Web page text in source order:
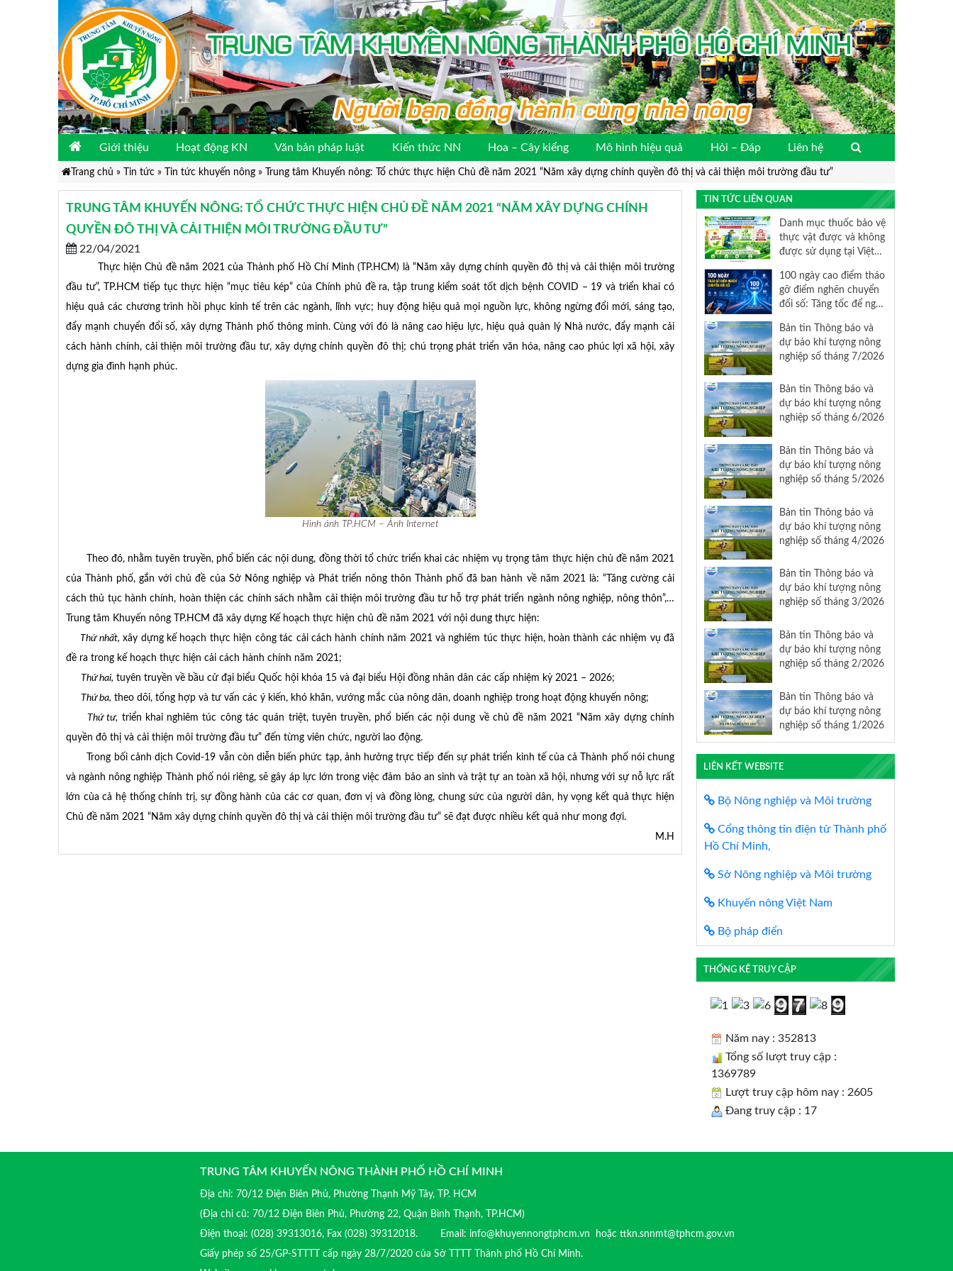
Giới thiệu Hoạt động KN Văn bản pháp luật Kiến thức NN Hoa – Cây kiểng Mô hình hiệu quả Hỏi – Đáp Liên hệ
Trang chủ » Tin tức» Tin tức khuyến nông» Trung tâm Khuyến nông: Tổ chức thực hiện Chủ đề năm 2021 “Năm xây dựng chính quyền đô thị và cải thiện môi trường đầu tư”
TRUNG TÂM KHUYẾN NÔNG: TỔ CHỨC THỰC HIỆN CHỦ ĐỀ NĂM 2021 “NĂM XÂY DỰNG CHÍNH
QUYỀN ĐÔ THỊ VÀ CẢI THIỆN MÔI TRƯỜNG ĐẦU TƯ”
22/04/2021
Thực hiện Chủ đề năm 2021 của Thành phố Hồ Chí Minh (TP.HCM) là “Năm xây dựng chính quyền đô thị và cải thiện môi trường
đầu tư”, TP.HCM tiếp tục thực hiện “mục tiêu kép” của Chính phủ đề ra, tập trung kiểm soát tốt dịch bệnh COVID – 19 và triển khai có
hiệu quả các chương trình hồi phục kinh tế trên các ngành, lĩnh vực; huy động hiệu quả mọi nguồn lực, không ngừng đổi mới, sáng tạo,
đẩy mạnh chuyển đổi số, xây dựng Thành phố thông minh. Cùng với đó là nâng cao hiệu lực, hiệu quả quản lý Nhà nước, đẩy mạnh cải
cách hành chính, cải thiện môi trường đầu tư, xây dựng chính quyền đô thị; chú trọng phát triển văn hóa, nâng cao phúc lợi xã hội, xây
dựng gia đình hạnh phúc.
Hình ảnh TP.HCM – Ảnh Internet
Theo đó, nhằm tuyên truyền, phổ biến các nội dung, đồng thời tổ chức triển khai các nhiệm vụ trọng tâm thực hiện chủ đề năm 2021
của Thành phố, gắn với chủ đề của Sở Nông nghiệp và Phát triển nông thôn Thành phố đã ban hành về năm 2021 là: “Tăng cường cải
cách thủ tục hành chính, hoàn thiện các chính sách nhằm cải thiện môi trường đầu tư hỗ trợ phát triển ngành nông nghiệp, nông thôn”,…
Trung tâm Khuyến nông TP.HCM đã xây dựng Kế hoạch thực hiện chủ đề năm 2021 với nội dung thực hiện:
Thứ nhất, xây dựng kế hoạch thực hiện công tác cải cách hành chính năm 2021 và nghiêm túc thực hiện, hoàn thành các nhiệm vụ đã
đề ra trong kế hoạch thực hiện cải cách hành chính năm 2021;
Thứ hai, tuyên truyền về bầu cử đại biểu Quốc hội khóa 15 và đại biểu Hội đồng nhân dân các cấp nhiệm kỳ 2021 – 2026;
Thứ ba, theo dõi, tổng hợp và tư vấn các ý kiến, khó khăn, vướng mắc của nông dân, doanh nghiệp trong hoạt động khuyến nông;
Thứ tư, triển khai nghiêm túc công tác quán triệt, tuyên truyền, phổ biến các nội dung về chủ đề năm 2021 “Năm xây dựng chính
quyền đô thị và cải thiện môi trường đầu tư” đến từng viên chức, người lao động.
Trong bối cảnh dịch Covid-19 vẫn còn diễn biến phức tạp, ảnh hưởng trực tiếp đến sự phát triển kinh tế của cả Thành phố nói chung
và ngành nông nghiệp Thành phố nói riêng, sẽ gây áp lực lớn trong việc đảm bảo an sinh và trật tự an toàn xã hội, nhưng với sự nỗ lực rất
lớn của cả hệ thống chính trị, sự đồng hành của các cơ quan, đơn vị và đồng lòng, chung sức của người dân, hy vọng kết quả thực hiện
Chủ đề năm 2021 “Năm xây dựng chính quyền đô thị và cải thiện môi trường đầu tư” sẽ đạt được nhiều kết quả như mong đợi.
M.H
TIN TỨC LIÊN QUAN
Danh mục thuốc bảo vệ
thực vật được và không
được sử dụng tại Việt
100 ngày cao điểm tháo
gỡ điểm nghẽn chuyển
đổi số: Tăng tốc để nghị
sống
Bản tin Thông báo và
dự báo khí tượng nông
nghiệp số tháng 7/2026
Bản tin Thông báo và
dự báo khí tượng nông
nghiệp số tháng 6/2026
Bản tin Thông báo và
dự báo khí tượng nông
nghiệp số tháng 5/2026
Bản tin Thông báo và
dự báo khí tượng nông
nghiệp số tháng 4/2026
Bản tin Thông báo và
dự báo khí tượng nông
nghiệp số tháng 3/2026
Bản tin Thông báo và
dự báo khí tượng nông
nghiệp số tháng 2/2026
Bản tin Thông báo và
dự báo khí tượng nông
nghiệp số tháng 1/2026
LIÊN KẾT WEBSITE
Bộ Nông nghiệp và Môi trường
Cổng thông tin điện tử Thành phố
Hồ Chí Minh,
Sở Nông nghiệp và Môi trường
Khuyến nông Việt Nam
Bộ pháp điển
THỐNG KÊ TRUY CẬP
Năm nay : 352813
Tổng số lượt truy cập :
1369789
Lượt truy cập hôm nay : 2605
Đang truy cập : 17
TRUNG TÂM KHUYẾN NÔNG THÀNH PHỐ HỒ CHÍ MINH
Địa chỉ: 70/12 Điện Biên Phủ, Phường Thạnh Mỹ Tây, TP. HCM
(Địa chỉ cũ: 70/12 Điện Biên Phủ, Phường 22, Quận Bình Thạnh, TP.HCM)
Điện thoại: (028) 39313016, Fax (028) 39312018. Email: info@khuyennongtphcm.vn hoặc ttkn.snnmt@tphcm.gov.vn
Giấy phép số 25/GP-STTTT cấp ngày 28/7/2020 của Sở TTTT Thành phố Hồ Chí Minh.